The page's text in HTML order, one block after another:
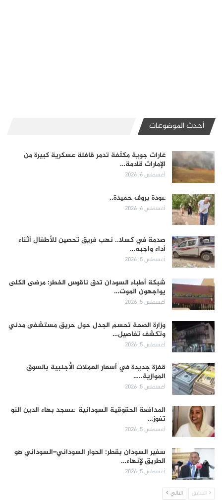
أحدث الموضوعات
غارات جوية مكثفة تدمر قافلة عسكرية كبيرة من
الإمارات قادمة…
أغسطس 6, 2026
عودة بروف حميدة..
أغسطس 6, 2026
صدمة في كسلا.. نهب فريق تحصين للأطفال أثناء
أداء واجبه…
أغسطس 5, 2026
شبكة أطباء السودان تدق ناقوس الخطر: مرضى الكلى
يواجهون الموت…
أغسطس 5, 2026
وزارة الصحة تحسم الجدل حول حريق مستشفى مدني
وتكشف تفاصيل…
أغسطس 5, 2026
قفزة جديدة في أسعار العملات الأجنبية بالسوق
الموازية..…
أغسطس 5, 2026
المدافعة الحقوقية السودانية عسجد بهاء الدين النو
تفوز…
أغسطس 5, 2026
سفير السودان بقطر: الحوار السوداني–السوداني هو
الطريق لإنهاء…
أغسطس 5, 2026
السابق التالي